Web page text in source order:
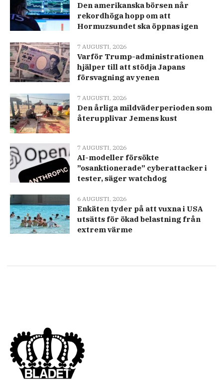
Den amerikanska börsen når
rekordhöga hopp om att
Hormuzsundet ska öppnas igen
7 AUGUSTI, 2026
Varför Trump-administrationen
hjälper till att stödja Japans
försvagning av yenen
7 AUGUSTI, 2026
Den årliga mildväderperioden som
återupplivar Jemens kust
7 AUGUSTI, 2026
AI-modeller försökte
”osanktionerade” cyberattacker i
tester, säger watchdog
6 AUGUSTI, 2026
Enkäten tyder på att vuxna i USA
utsätts för ökad belastning från
extrem värme